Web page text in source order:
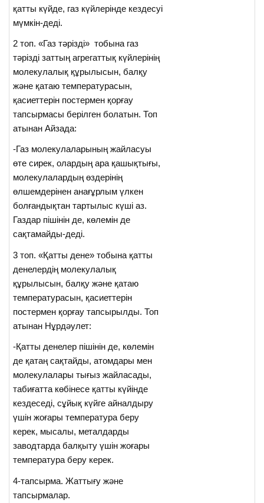
қатты күйде, газ күйлерінде кездесуі
мүмкін-деді.
2 топ. «Газ тәрізді» тобына газ
тәрізді заттың агрегаттық күйлерінің
молекулалық құрылысын, балқу
және қатаю температурасын,
қасиеттерін постермен қорғау
тапсырмасы берілген болатын. Топ
атынан Айзада:
-Газ молекулаларының жайласуы
өте сирек, олардың ара қашықтығы,
молекулалардың өздерінің
өлшемдерінен анағұрлым үлкен
болғандықтан тартылыс күші аз.
Газдар пішінін де, көлемін де
сақтамайды-деді.
3 топ. «Қатты дене» тобына қатты
денелердің молекулалық
құрылысын, балқу және қатаю
температурасын, қасиеттерін
постермен қорғау тапсырылды. Топ
атынан Нұрдәулет:
-Қатты денелер пішінін де, көлемін
де қатаң сақтайды, атомдары мен
молекулалары тығыз жайласады,
табиғатта көбінесе қатты күйінде
кездеседі, сұйық күйге айналдыру
үшін жоғары температура беру
керек, мысалы, металдарды
заводтарда балқыту үшін жоғары
температура беру керек.
4-тапсырма. Жаттығу және
тапсырмалар.